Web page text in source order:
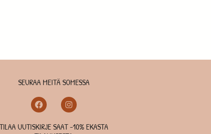
SEURAA MEITÄ SOMESSA
TILAA UUTISKIRJE SAAT -10% EKASTA